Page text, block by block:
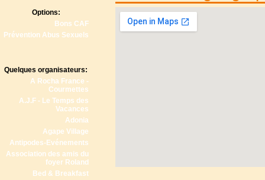
Options:
Bons CAF
Prévention Abus Sexuels
Quelques organisateurs:
A Rocha France -
Courmettes
A.J.F - Le Temps des
Vacances
Adonia
Agape Village
Antipodes-Evénements
Association des amis du
foyer Roland
Bed & Breakfast